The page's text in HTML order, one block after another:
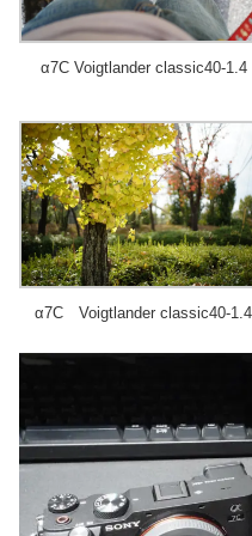
α7C Voigtlander classic40-1.4
α7C Voigtlander classic40-1.4